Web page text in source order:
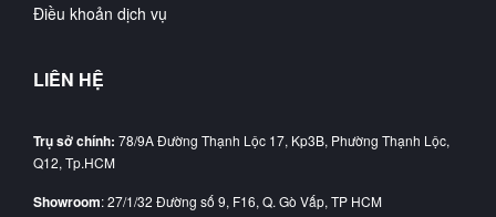
Điều khoản dịch vụ
LIÊN HỆ
Trụ sở chính: 78/9A Đường Thạnh Lộc 17, Kp3B, Phường Thạnh Lộc,
Q12, Tp.HCM
Showroom: 27/1/32 Đường số 9, F16, Q. Gò Vấp, TP HCM